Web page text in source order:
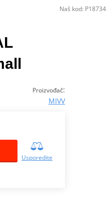
Proizvođač:
MIVV
Usporedite
Naš kod: P18734